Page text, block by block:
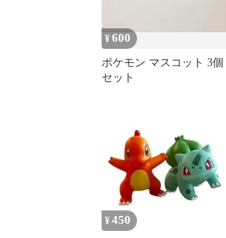
¥600
ポケモン マスコット 3個
セット
¥ 450